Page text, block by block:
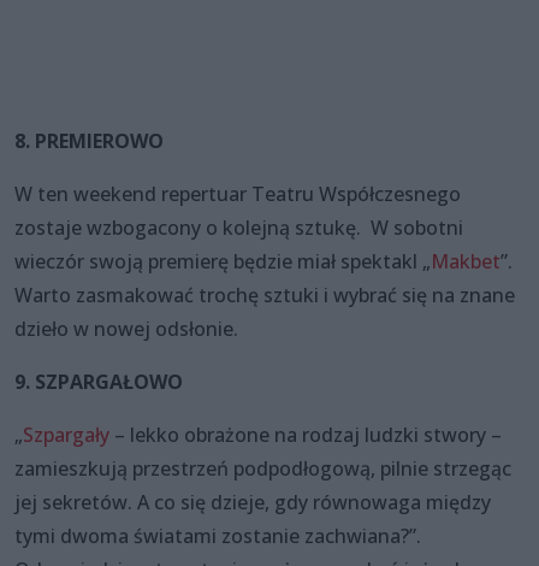
8. PREMIEROWO
W ten weekend repertuar Teatru Współczesnego
zostaje wzbogacony o kolejną sztukę. W sobotni
wieczór swoją premierę będzie miał spektakl „Makbet”.
Warto zasmakować trochę sztuki i wybrać się na znane
dzieło w nowej odsłonie.
9. SZPARGAŁOWO
„Szpargały – lekko obrażone na rodzaj ludzki stwory –
zamieszkują przestrzeń podpodłogową, pilnie strzegąc
jej sekretów. A co się dzieje, gdy równowaga między
tymi dwoma światami zostanie zachwiana?”.